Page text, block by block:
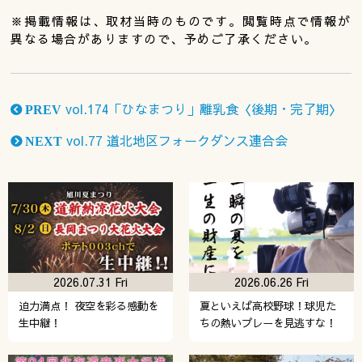
※掲載情報は、取材当時のものです。閲覧時点で情報が
異なる場合がありますので、予めご了承ください。
PREV vol.174「ひなまつり」離乳食〈後期・完了期〉
NEXT vol.77 道北地区フォークダンス連合会
迫力満点！ 夜空を彩る感動を
生中継！
2026.07.31 Fri
夏といえば高校野球！球児た
ちの熱いプレーを見逃すな！
2026.06.26 Fri